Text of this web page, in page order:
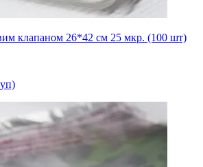
клапаном 26*42 см 25 мкр. (100 шт)